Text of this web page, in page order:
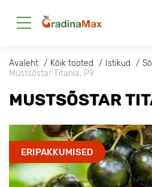
Avaleht Kõik tooted Istikud
Mustsõstar Titania, Р9
MUSTSÕSTAR
ERIPAKKUMISED